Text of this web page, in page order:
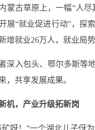
蒙古草原上，一幅“人
展“就业促进行动”，探
增就业26万人，就业局势
深入包头、鄂尔多斯等
，共享发展成果。
机，产业升级拓新岗
呀！”一个湖北儿子伢